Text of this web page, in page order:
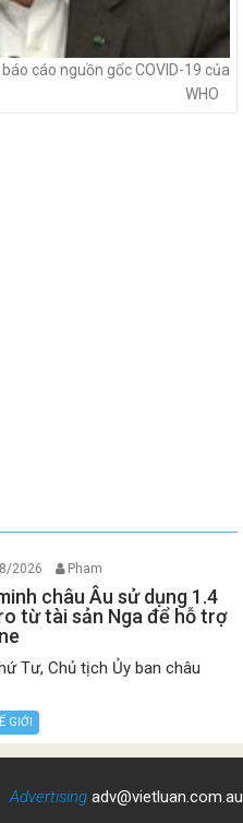
cáo nguồn gốc COVID-19 của
WHO
2026 Pham
châu Âu sử dụng 1.4
từ tài sản Nga để hỗ trợ
Tư, Chủ tịch Ủy ban châu
GIỚI
Advertising adv@vietluan.com.au